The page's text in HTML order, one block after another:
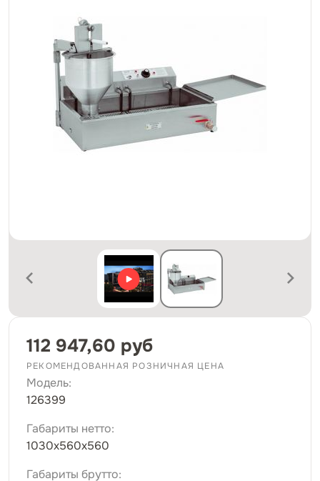
112 947,60 руб
РЕКОМЕНДОВАННАЯ РОЗНИЧНАЯ ЦЕНА
Модель:
126399
Габариты нетто:
1030х560х560
Габариты брутто: